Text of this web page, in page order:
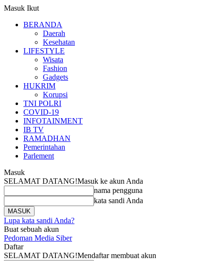
Masuk Ikut
BERANDA
Daerah
Kesehatan
LIFESTYLE
Wisata
Fashion
Gadgets
HUKRIM
Korupsi
TNI POLRI
COVID-19
INFOTAINMENT
IB TV
RAMADHAN
Pemerintahan
Parlement
Masuk
SELAMAT DATANG!Masuk ke akun Anda
nama pengguna
kata sandi Anda
Lupa kata sandi Anda?
Buat sebuah akun
Pedoman Media Siber
Daftar
SELAMAT DATANG!Mendaftar membuat akun